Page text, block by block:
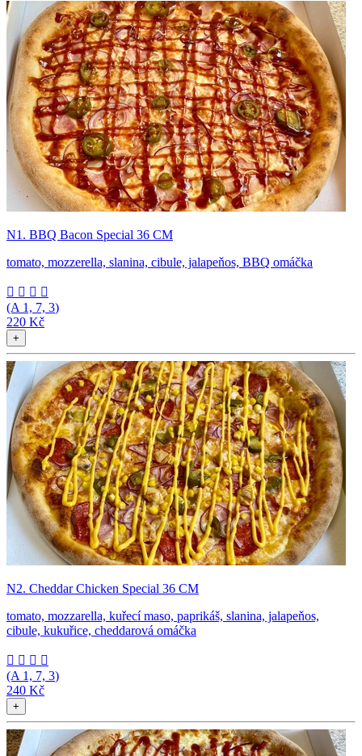
N1. BBQ Bacon Special 36 CM
tomato, mozzerella, slanina, cibule, jalapeňos, BBQ omáčka
   
(A 1, 7, 3)
220 Kč
+
N2. Cheddar Chicken Special 36 CM
tomato, mozzarella, kuřecí maso, paprikáš, slanina, jalapeňos,
cibule, kukuřice, cheddarová omáčka
   
(A 1, 7, 3)
240 Kč
+